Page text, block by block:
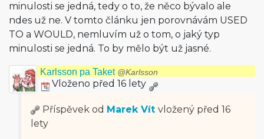
minulosti se jedná, tedy o to, že něco bývalo ale
ndes už ne. V tomto článku jen porovnávám USED
TO a WOULD, nemluvím už o tom, o jaký typ
minulosti se jedná. To by mělo být už jasné.
Karlsson pa Taket @Karlsson
Vloženo před 16 lety
Příspěvek od Marek Vít vložený před 16
lety